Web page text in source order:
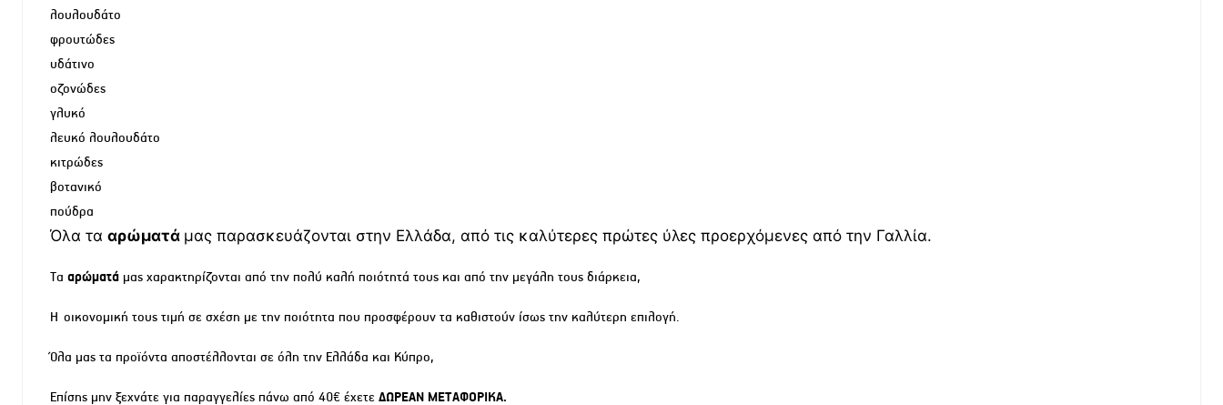
λουλουδάτο
φρουτώδες
υδάτινο
oζoνώδες
γλυκό
λευκό λουλουδάτο
κιτρώδες
βοτανικό
πούδρα
Όλα τα αρώματά μας παρασκευάζονται στην Ελλάδα, από τις καλύτερες πρώτες ύλες προερχόμενες από την Γαλλία.
Τα αρώματά μας χαρακτηρίζονται από την πολύ καλή ποιότητά τους και από την μεγάλη τους διάρκεια,
Η οικονομική τους τιμή σε σχέση με την ποιότητα που προσφέρουν τα καθιστούν ίσως την καλύτερη επιλογή.
Όλα μας τα προϊόντα αποστέλλονται σε όλη την Ελλάδα και Κύπρο,
Επίσης μην ξεχνάτε για παραγγελίες πάνω από 40€ έχετε ΔΩΡΕΑΝ ΜΕΤΑΦΟΡΙΚΑ.